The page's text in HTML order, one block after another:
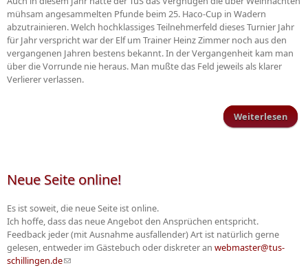
mühsam angesammelten Pfunde beim 25. Haco-Cup in Wadern
abzutrainieren. Welch hochklassiges Teilnehmerfeld dieses Turnier Jahr
für Jahr verspricht war der Elf um Trainer Heinz Zimmer noch aus den
vergangenen Jahren bestens bekannt. In der Vergangenheit kam man
über die Vorrunde nie heraus. Man mußte das Feld jeweils als klarer
Verlierer verlassen.
Weiterlesen
Neue Seite online!
Es ist soweit, die neue Seite ist online.
Ich hoffe, dass das neue Angebot den Ansprüchen entspricht.
Feedback jeder (mit Ausnahme ausfallender) Art ist natürlich gerne
gelesen, entweder im Gästebuch oder diskreter an webmaster@tus-
schillingen.de(Link sendet E-Mail)